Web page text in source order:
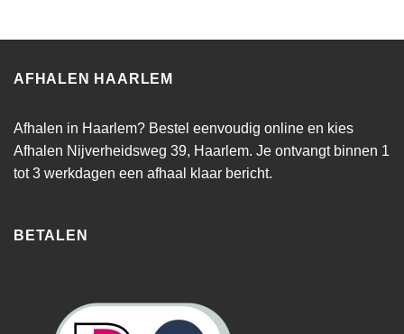
AFHALEN HAARLEM
Afhalen in Haarlem? Bestel eenvoudig online en kies
Afhalen Nijverheidsweg 39, Haarlem. Je ontvangt binnen 1
tot 3 werkdagen een afhaal klaar bericht.
BETALEN